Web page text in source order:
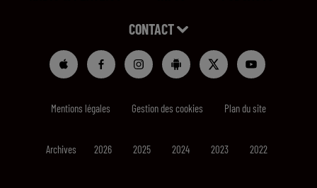
CONTACT
Mentions légales Gestion des cookies Plan du site
Archives 2026 2025 2024 2023 2022